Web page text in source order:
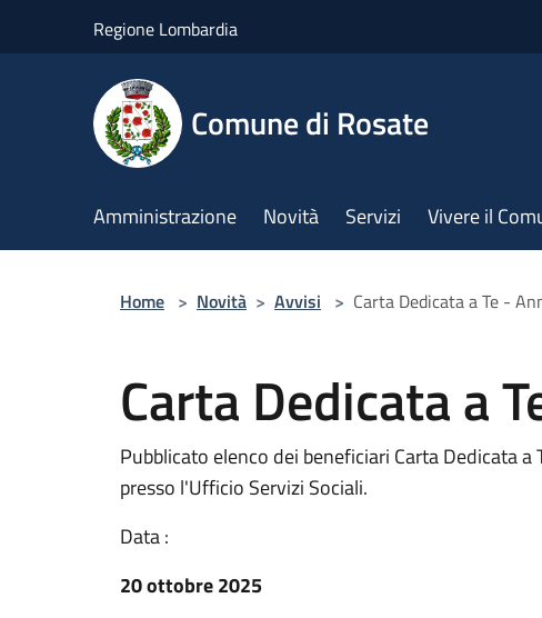
Regione Lombardia
Comune di Rosate
Amministrazione Novità Servizi Vivere il
Home > Novità > Avvisi > Carta Dedicata a Te -
Carta Dedicata a
Pubblicato elenco dei beneficiari Carta Dedicata
presso l'Ufficio Servizi Sociali.
Data :
20 ottobre 2025